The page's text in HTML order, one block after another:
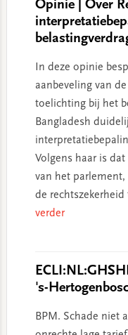
Opinie | Over
In deze opinie
aanbeveling van
toelichting bij het
Bangladesh
Volgens haar is
van het parlement,
de
verder
's-
BPM. Schade niet